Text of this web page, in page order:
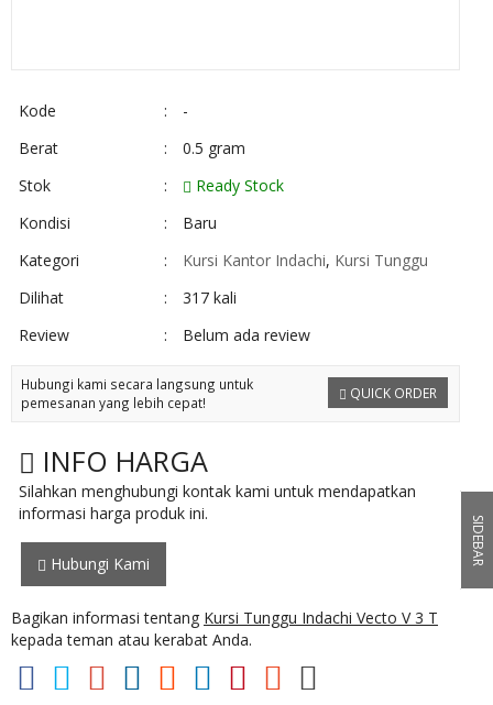
Kode :
-
Berat
:
0.5 gram
Stok
:
Ready Stock
Kondisi
:
Baru
Kategori
: Kursi Kantor Indachi, Kursi Tunggu
Dilihat
:
317 kali
Review
: Belum ada review
QUICK ORDER
Hubungi kami secara langsung untuk
pemesanan yang lebih cepat!
INFO HARGA
Silahkan menghubungi kontak kami untuk mendapatkan
informasi harga produk ini.
Hubungi Kami
Bagikan informasi tentang Kursi Tunggu Indachi Vecto V 3 T
kepada teman atau kerabat Anda.
SIDEBAR